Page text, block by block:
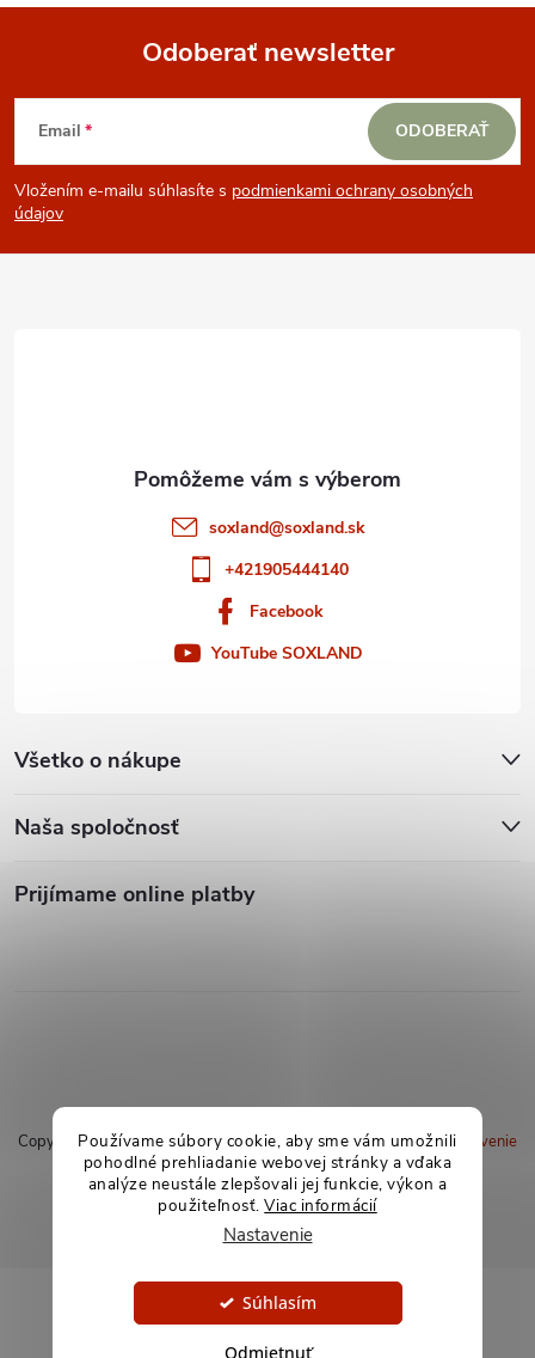
Používame súbory cookie, aby sme vám umožnili
pohodlné prehliadanie webovej stránky a vďaka
analýze neustále zlepšovali jej funkcie, výkon a
použiteľnosť.Viac informácií
Nastavenie
Odmietnuť
Súhlasím
Z
á
p
Odoberať newsletter
Email
Vložením e-mailu súhlasíte s podmienkami ochrany osobných
údajov
ODOBERAŤ
soxland@soxland.sk
+421905444140
Facebook
YouTube SOXLAND
Všetko o nákupe
Naša spoločnosť
Prijímame online platby
Vytvoril Shoptet
Copyright 2026soxland.sk. Všetky práva vyhradené. Upraviť nastavenie
cookies